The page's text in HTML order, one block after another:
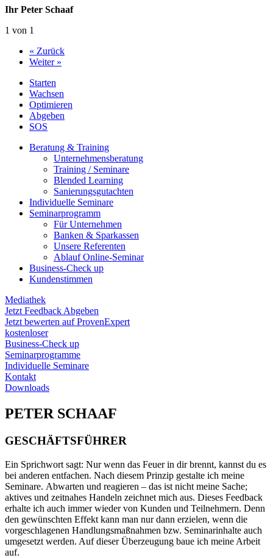
Ihr Peter Schaaf
1 von 1
« Zurück
Weiter »
Starten
Wachsen
Optimieren
Abgeben
SOS
Beratung & Training
Unternehmens­beratung
Training / Seminare
Blended Learning
Sanierungs­gutachten
Individuelle Seminare
Seminarprogramm
Für Unternehmen
Banken & Sparkassen
Unsere Referenten
Ablauf Online-Seminar
Business-Check up
Kundenstimmen
Mediathek
Jetzt Feedback Abgeben
Jetzt bewerten auf ProvenExpert
kostenloser
Business-Check up
Seminarprogramme
Individuelle Seminare
Kontakt
Downloads
PETER SCHAAF
GESCHÄFTSFÜHRER
Ein Sprichwort sagt: Nur wenn das Feuer in dir brennt, kannst du es
bei anderen entfachen. Nach diesem Prinzip gestalte ich meine
Seminare. Abwarten und reagieren – das ist nicht meine Sache;
aktives und zeitnahes Handeln zeichnet mich aus. Dieses Feedback
erhalte ich auch immer wieder von Kunden und Teilnehmern. Denn
den gewünschten Effekt kann man nur dann erzielen, wenn die
vorgeschlagenen Handlungsmaßnahmen bzw. Seminarinhalte auch
umgesetzt werden. Auf dieser Überzeugung baue ich meine Arbeit
auf.